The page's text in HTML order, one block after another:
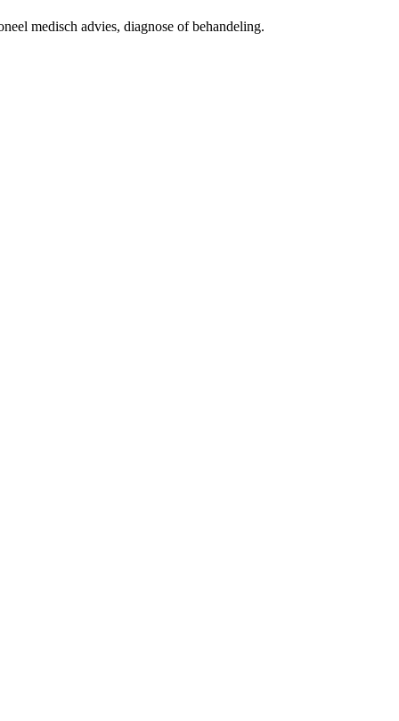
medisch advies, diagnose of behandeling.